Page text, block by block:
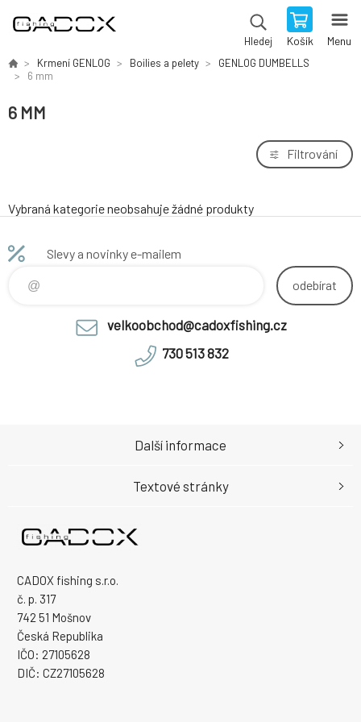
Hledej Košík Menu
Krmení GENLOG Boilies a pelety
GENLOG DUMBELLS
6 mm
6 MM
Filtrování
Vybraná kategorie neobsahuje žádné produkty
Slevy a novinky e-mailem
odebírat
velkoobchod@cadoxfishing.cz
730 513 832
CADOX fishing s.r.o.
č. p. 317
742 51 Mošnov
Česká Republika
IČO: 27105628
DIČ: CZ27105628
Další informace
Textové stránky